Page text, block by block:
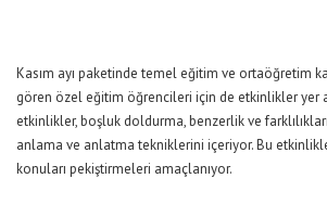
Kasım ayı paketinde temel eğitim ve ortaöğretim
gören özel eğitim öğrencileri için de etkinlikler yer
etkinlikler, boşluk doldurma, benzerlik ve
anlama ve anlatma tekniklerini içeriyor. Bu
konuları pekiştirmeleri amaçlanıyor.